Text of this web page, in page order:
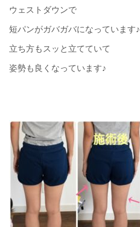
ウェストダウンで
短パンがガバガバになっています♪
立ち方もスッと立てていて
姿勢も良くなっています♪